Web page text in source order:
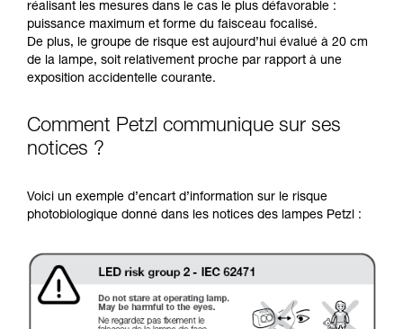
réalisant les mesures dans le cas le plus défavorable :
puissance maximum et forme du faisceau focalisé.
De plus, le groupe de risque est aujourd’hui évalué à 20 cm
de la lampe, soit relativement proche par rapport à une
exposition accidentelle courante.
Comment Petzl communique sur ses
notices ?
Voici un exemple d’encart d’information sur le risque
photobiologique donné dans les notices des lampes Petzl :